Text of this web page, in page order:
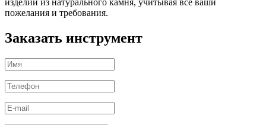
изделий из натурального камня, учитывая все ваши
пожелания и требования.
Заказать инструмент